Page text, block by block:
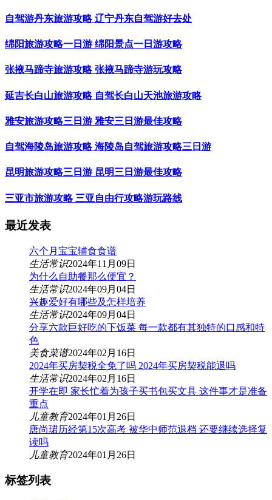
自驾游丹东旅游攻略 辽宁丹东自驾游好去处
绵阳旅游攻略一日游 绵阳景点一日游攻略
张掖马蹄寺旅游攻略 张掖马蹄寺游玩攻略
延吉长白山旅游攻略 自驾长白山天池旅游攻略
雅安旅游攻略三日游 雅安三日游最佳攻略
自驾海陵岛旅游攻略 海陵岛自驾旅游攻略三日游
昆明旅游攻略三日游 昆明三日游最佳攻略
三亚市旅游攻略 三亚自由行攻略游玩路线
最近发表
六个月宝宝辅食食谱
生活常识2024年11月09日
为什么自助餐那么便宜？
生活常识2024年09月04日
兴趣爱好有哪些及怎样培养
生活常识2024年09月04日
分享六款巨好吃的下饭菜 每一款都有其独特的口感和特
色
美食菜谱2024年02月16日
2024年买房契税全免了吗 2024年买房契税能退吗
生活常识2024年02月16日
开学在即 家长忙着为孩子买书包买文具 这件事才是准备
重点
儿童教育2024年01月26日
唐尚珺历经第15次高考 被华中师范退档 还要继续选择复
读吗
儿童教育2024年01月26日
标签列表